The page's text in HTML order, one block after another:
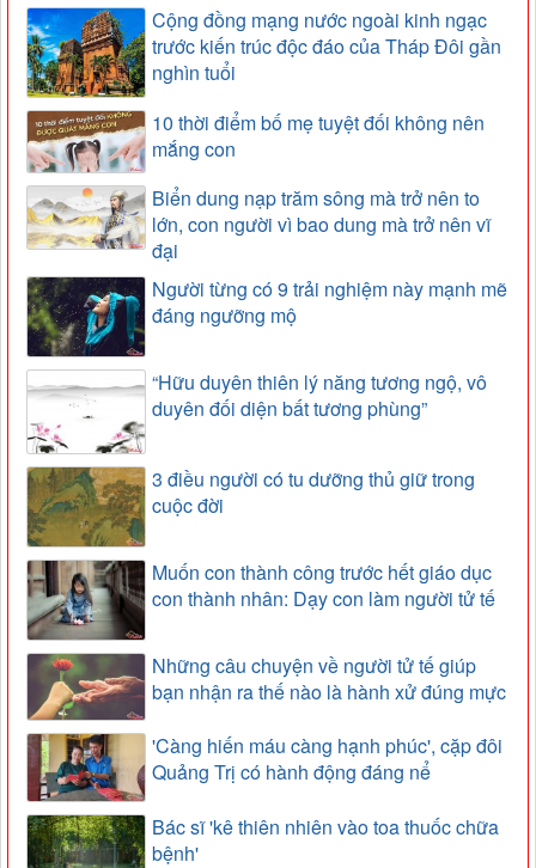
Cộng đồng mạng nước ngoài kinh ngạc
trước kiến trúc độc đáo của Tháp Đôi gần
nghìn tuổi
10 thời điểm bố mẹ tuyệt đối không nên
mắng con
Biển dung nạp trăm sông mà trở nên to
lớn, con người vì bao dung mà trở nên vĩ
đại
Người từng có 9 trải nghiệm này mạnh mẽ
đáng ngưỡng mộ
“Hữu duyên thiên lý năng tương ngộ, vô
duyên đối diện bất tương phùng”
3 điều người có tu dưỡng thủ giữ trong
cuộc đời
Muốn con thành công trước hết giáo dục
con thành nhân: Dạy con làm người tử tế
Những câu chuyện về người tử tế giúp
bạn nhận ra thế nào là hành xử đúng mực
'Càng hiến máu càng hạnh phúc', cặp đôi
Quảng Trị có hành động đáng nể
Bác sĩ 'kê thiên nhiên vào toa thuốc chữa
bệnh'